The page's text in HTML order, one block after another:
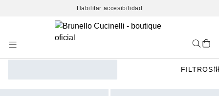
Habilitar accesibilidad
Content
FILTROS